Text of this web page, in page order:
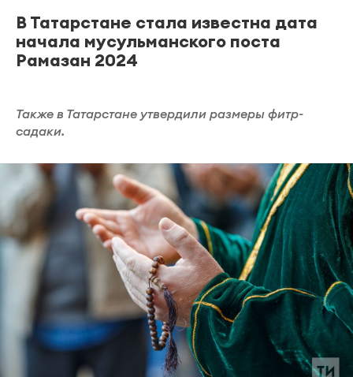
В Татарстане стала известна дата
начала мусульманского поста
Рамазан 2024
Также в Татарстане утвердили размеры фитр-
садаки.